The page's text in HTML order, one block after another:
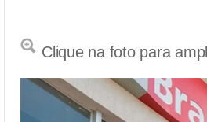
Clique na foto para